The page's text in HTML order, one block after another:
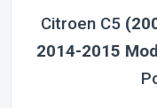
Citroen C5
2014-2015